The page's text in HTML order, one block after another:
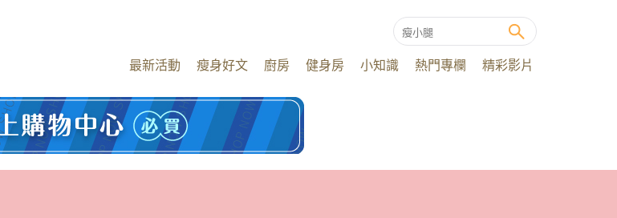
最新活動 瘦身好文 廚房 健身房 小知識 熱門專欄 精彩影片